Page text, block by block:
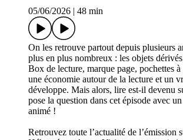
05/06/2026
48 min
On les retrouve partout depuis plusieurs
plus en plus nombreux : les objets
Box de lecture, marque page, pochettes
une économie autour de la lecture et un
développe. Mais alors, lire est-il devenu
pose la question dans cet épisode avec
animé !
Retrouvez toute l’actualité de l’émission